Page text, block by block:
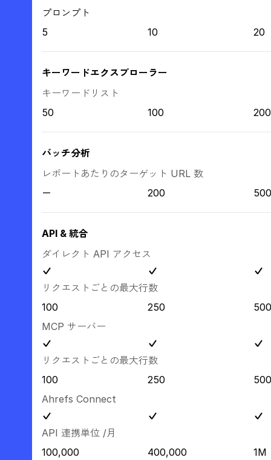
プロンプト
5
10 20
キーワードエクスプローラー
キーワードリスト
50
100 200
バッチ分析
レポートあたりのターゲット URL 数
200
500
API & 統合
ダイレクト API アクセス
リクエストごとの最大行数
100
250
500
MCP サーバー
リクエストごとの最大行数
100
250
500
Ahrefs Connect
API 連携単位 /月
100,000
400,000 1M